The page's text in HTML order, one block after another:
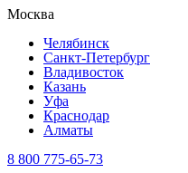
Москва
Челябинск
Санкт-Петербург
Владивосток
Казань
Уфа
Краснодар
Алматы
8 800 775-65-73